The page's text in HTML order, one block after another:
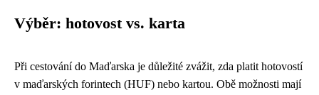
Výběr: hotovost vs. karta
Při cestování do Maďarska je důležité zvážit, zda platit hotovostí
v maďarských forintech (HUF) nebo kartou. Obě možnosti mají